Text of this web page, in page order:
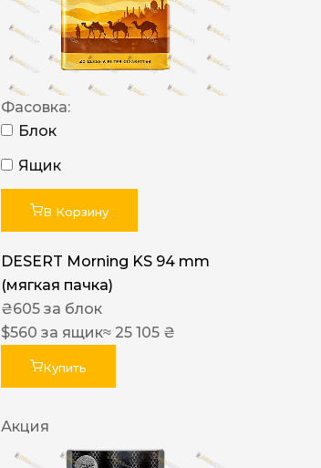
Фасовка:
Блок
Ящик
В Корзину
DESERT Morning KS 94 mm
(мягкая пачка)
₴605 за блок
$560 за ящик≈ 25 105 ₴
Купить
Акция